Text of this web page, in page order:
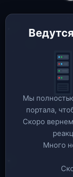
Мы
портала,
Скоро
Много